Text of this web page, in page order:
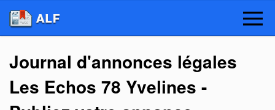
Journal d'annonces légales
Les Echos 78 Yvelines -